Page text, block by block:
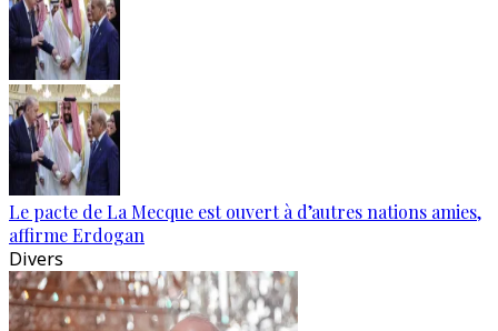
Le pacte de La Mecque est ouvert à d’autres nations amies,
affirme Erdogan
Divers